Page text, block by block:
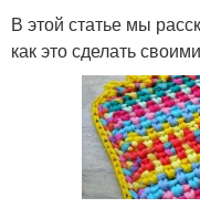
В этой статье мы
как это сделать